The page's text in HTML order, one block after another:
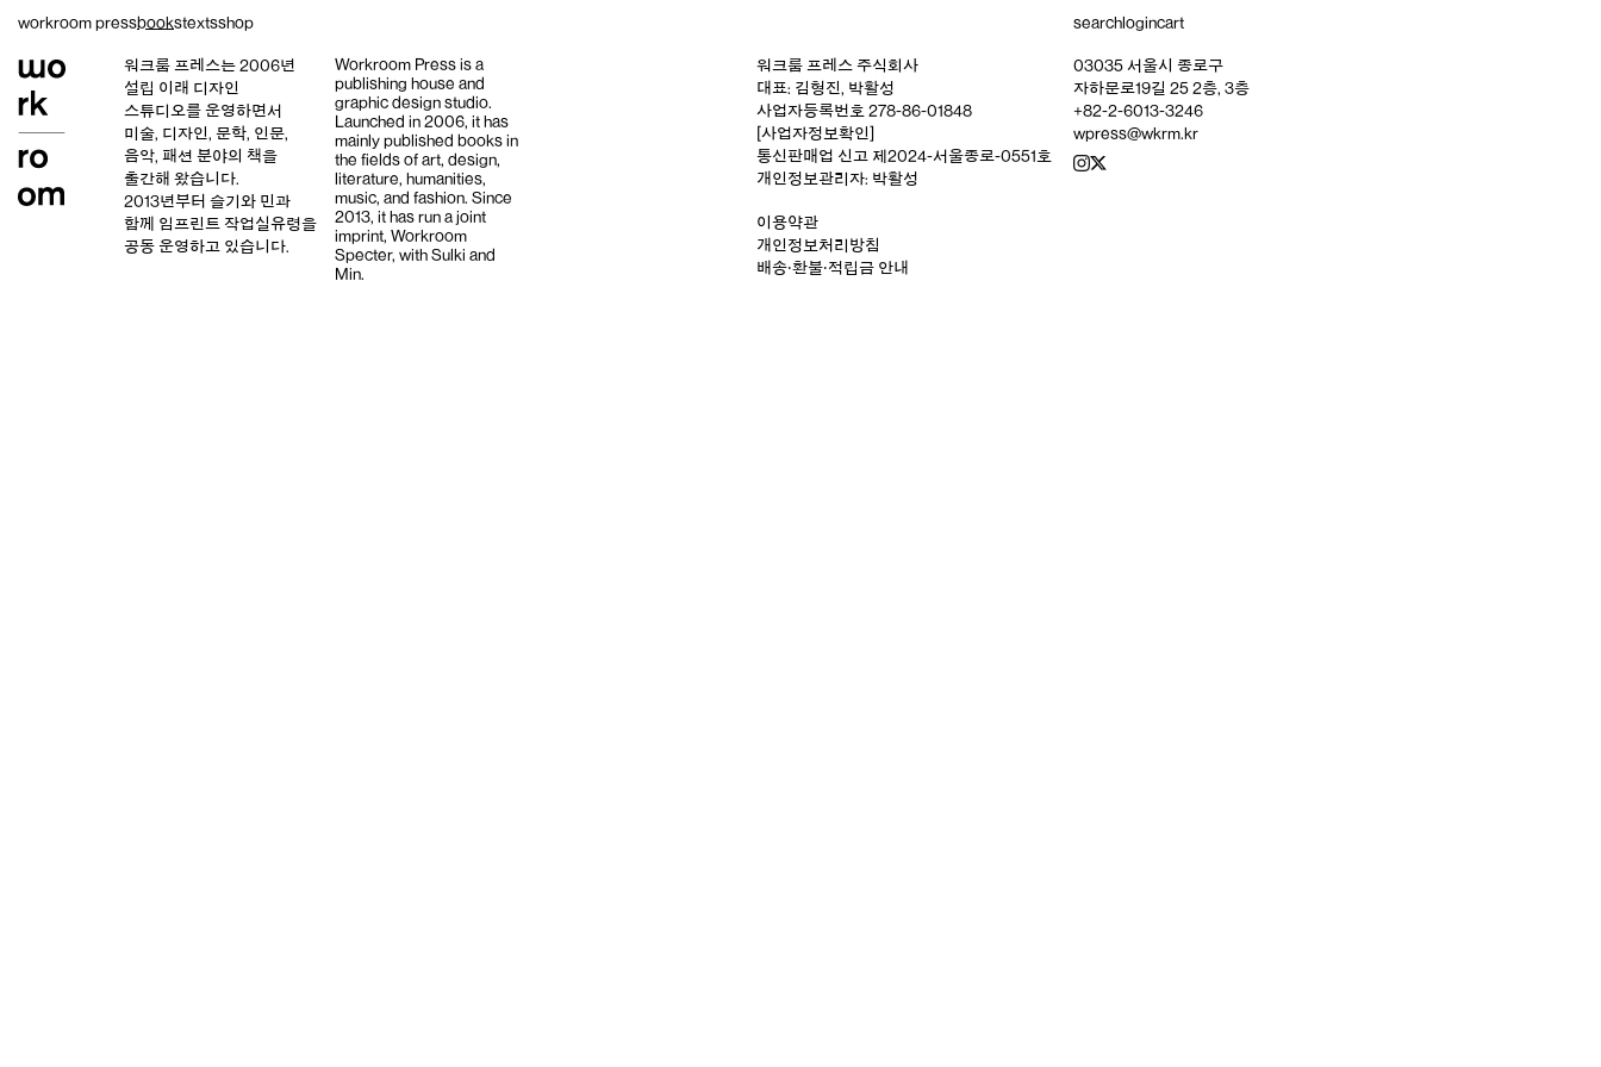
workroom pressbookstextsshop searchlogincart
워크룸 프레스는 2006년
설립 이래 디자인
스튜디오를 운영하면서
미술, 디자인, 문학, 인문,
음악, 패션 분야의 책을
출간해 왔습니다.
2013년부터 슬기와 민과
함께 임프린트 작업실유령을
공동 운영하고 있습니다.
Workroom Press is a
publishing house and
graphic design studio.
Launched in 2006, it has
mainly published books in
the fields of art, design,
literature, humanities,
music, and fashion. Since
2013, it has run a joint
imprint, Workroom
Specter, with Sulki and
Min.
워크룸 프레스 주식회사
대표: 김형진, 박활성
사업자등록번호 278-86-01848
[사업자정보확인]
통신판매업 신고 제2024-서울종로-0551호
개인정보관리자: 박활성
이용약관
개인정보처리방침
배송‧환불‧적립금 안내
03035 서울시 종로구
자하문로19길 25 2층, 3층
+82-2-6013-3246
wpress@wkrm.kr